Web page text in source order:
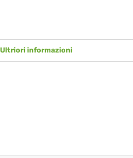
Ultriori informazioni